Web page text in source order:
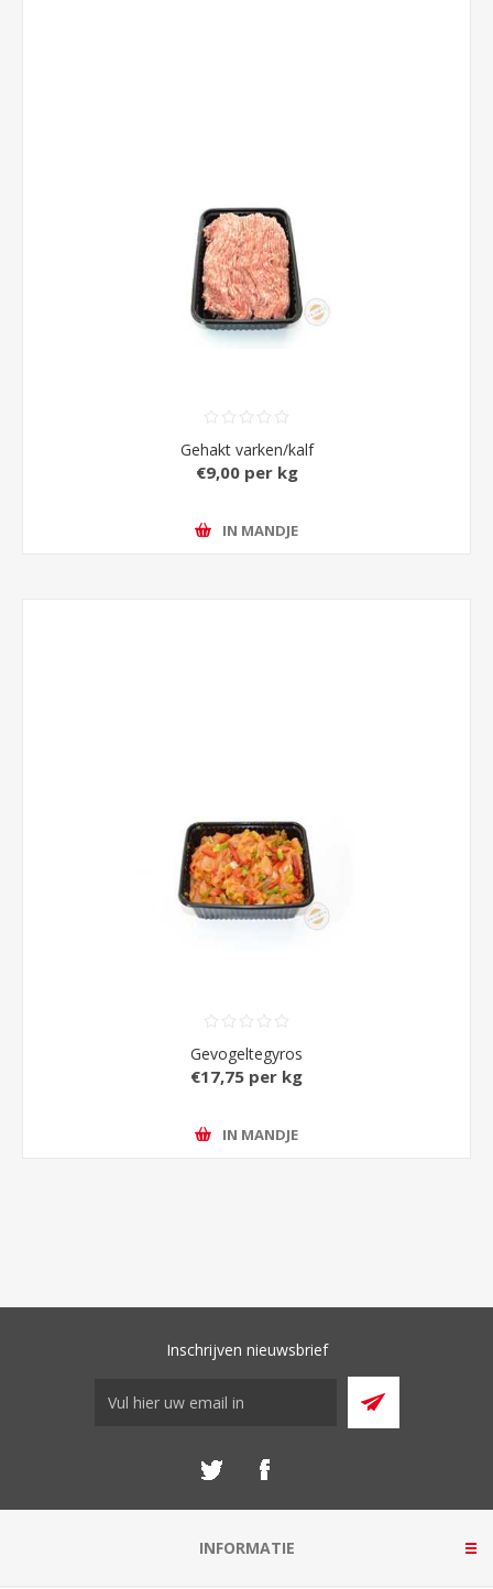
Gehakt varken/kalf
€9,00 per kg
IN MANDJE
Gevogeltegyros
€17,75 per kg
IN MANDJE
Inschrijven nieuwsbrief
INFORMATIE